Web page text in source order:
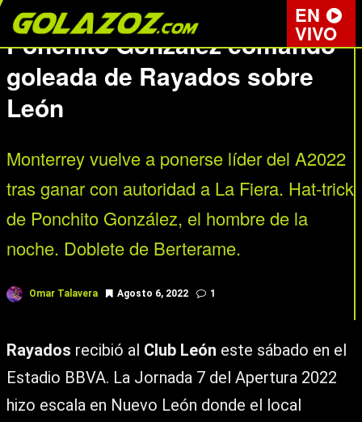
EN
VIVO
Ponchito González comandó
goleada de Rayados sobre
León
Monterrey vuelve a ponerse líder del A2022
tras ganar con autoridad a La Fiera. Hat-trick
de Ponchito González, el hombre de la
noche. Doblete de Berterame.
Omar Talavera Agosto 6, 2022 1
Rayados recibió al Club León este sábado en el
Estadio BBVA. La Jornada 7 del Apertura 2022
hizo escala en Nuevo León donde el local